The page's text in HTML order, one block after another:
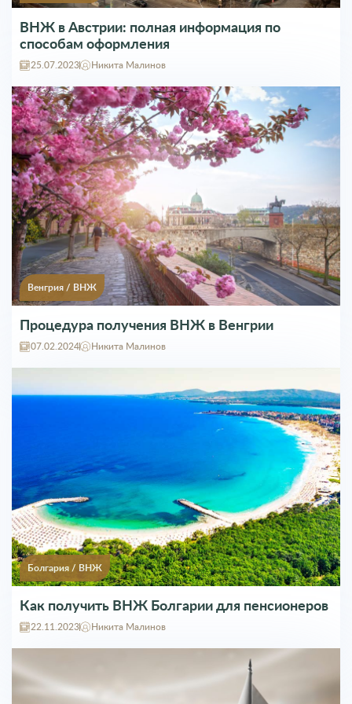
зависимости от опции. Это может привести к
возникновению неравенства и проблем
доступности для потенциальных инвесторов.
Ответить
Оставить комментарий
Введите Имя
Введите Почту
Ваш комментарий
ВНЖ в Австрии: полная информация по
способам оформления
25.07.2023 Никита Малинов
Венгрия / ВНЖ
Процедура получения ВНЖ в Венгрии
07.02.2024 Никита Малинов
Болгария / ВНЖ
Как получить ВНЖ Болгарии для пенсионеров
22.11.2023 Никита Малинов